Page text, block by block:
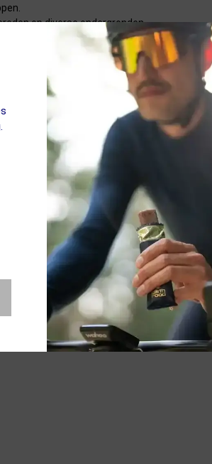
op diverse ondergronden.
deze vervangen en het bevalt mij goed.
en top grip ook bij een natte piste !
een hoop verschillende banden aanschaffen